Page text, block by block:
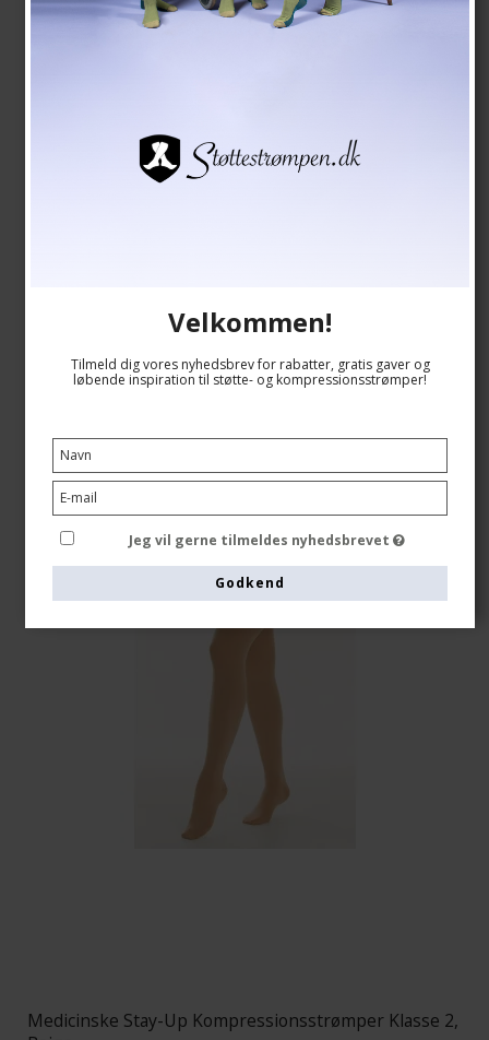
204,00 DKK
Medicinske Stay-Up Kompressionsstrømper Klasse 2,
Velkommen!
Tilmeld dig vores nyhedsbrev for rabatter, gratis gaver og
løbende inspiration til støtte- og kompressionsstrømper!
Jeg vil gerne tilmeldes nyhedsbrevet
Godkend